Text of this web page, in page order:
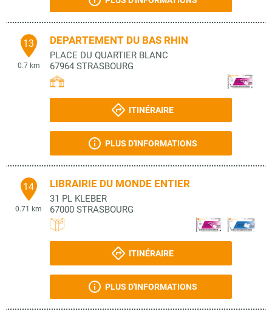
13
0.7 km
DEPARTEMENT DU BAS RHIN
PLACE DU QUARTIER BLANC
67964 STRASBOURG
ITINÉRAIRE
PLUS D'INFORMATIONS
14
0.71 km
LIBRAIRIE DU MONDE ENTIER
31 PL KLEBER
67000 STRASBOURG
ITINÉRAIRE
PLUS D'INFORMATIONS